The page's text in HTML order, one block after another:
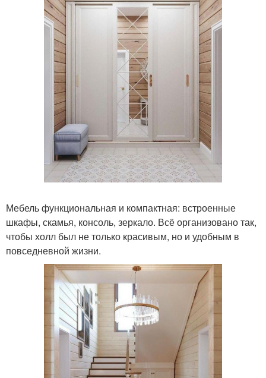
Мебель функциональная и компактная: встроенные
шкафы, скамья, консоль, зеркало. Всё организовано так,
чтобы холл был не только красивым, но и удобным в
повседневной жизни.